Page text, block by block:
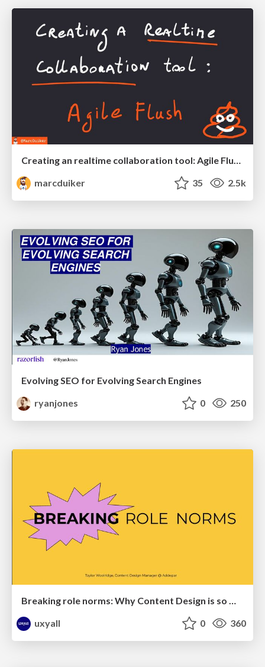
marcduiker
35 2.5k
Evolving SEO for Evolving Search Engines
ryanjones
0 250
Breaking role norms: Why Content Design is so much more than writing copy - Taylor Woolridge
uxyall
0 360